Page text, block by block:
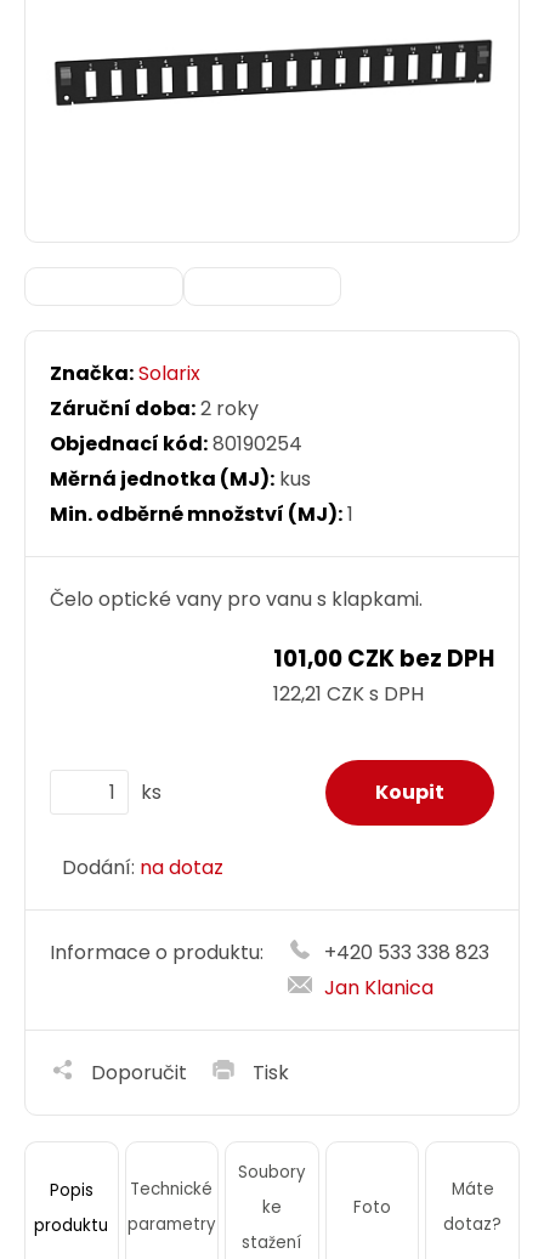
Značka:Solarix
Záruční doba:2 roky
Objednací kód:80190254
Měrná jednotka (MJ): kus
Min. odběrné množství (MJ):1
Čelo optické vany pro vanu s klapkami.
101,00 CZK bez DPH
122,21 CZK s DPH
ks
Dodání: na dotaz
Informace o produktu:
+420 533 338 823
Jan Klanica
Doporučit Tisk
Popis
produktu
Technické
parametry
Soubory
ke
stažení
Foto
Máte
dotaz?